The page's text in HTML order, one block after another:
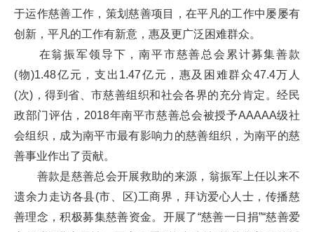
于运作慈善工作，策划慈善项目，在平凡的工作中屡屡有
创新，平凡的工作有新意，惠及更广泛困难群众。
在翁振军领导下，南平市慈善总会累计募集善款
(物)1.48亿元，支出1.47亿元，惠及困难群众47.4万人
(次)，得到省、市慈善组织和社会各界的充分肯定。经民
政部门评估，2018年南平市慈善总会被授予AAAAA级社
会组织，成为南平市最有影响力的慈善组织，为南平的慈
善事业作出了贡献。
善款是慈善总会开展救助的来源，翁振军上任以来不
遗余力走访各县(市、区)工商界，拜访爱心人士，传播慈
善理念，积极募集慈善资金。开展了“慈善一日捐”“慈善爱